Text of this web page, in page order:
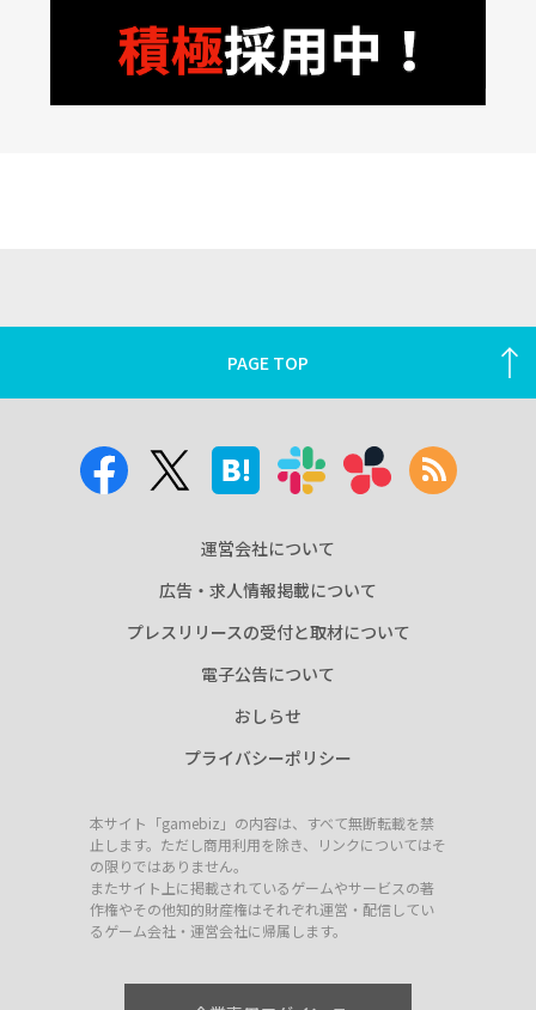
PAGE TOP
運営会社について
広告・求人情報掲載について
プレスリリースの受付と取材について
電子公告について
おしらせ
プライバシーポリシー
本サイト「gamebiz」の内容は、すべて無断転載を禁
止します。ただし商用利用を除き、リンクについてはそ
の限りではありません。
またサイト上に掲載されているゲームやサービスの著
作権やその他知的財産権はそれぞれ運営・配信してい
るゲーム会社・運営会社に帰属します。